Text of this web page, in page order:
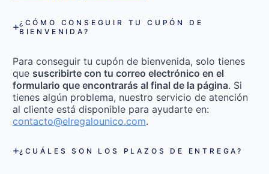
¿CÓMO CONSEGUIR TU CUPÓN DE
BIENVENIDA?
Para conseguir tu cupón de bienvenida, solo tienes
que suscribirte con tu correo electrónico en el
formulario que encontrarás al final de la página. Si
tienes algún problema, nuestro servicio de atención
al cliente está disponible para ayudarte en:
contacto@elregalounico.com.
¿CUÁLES SON LOS PLAZOS DE ENTREGA?